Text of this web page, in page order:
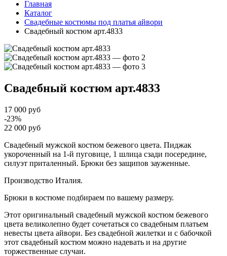
Главная
Каталог
Свадебные костюмы под платья айвори
Свадебный костюм арт.4833
Свадебный костюм арт.4833
17 000 руб
-23%
22 000 руб
Свадебный мужской костюм бежевого цвета. Пиджак
укороченный на 1-й пуговице, 1 шлица сзади посередине,
силуэт приталенный. Брюки без защипов зауженные.
Производство Италия.
Брюки в костюме подбираем по вашему размеру.
Этот оригинальный свадебный мужской костюм бежевого
цвета великолепно будет сочетаться со свадебным платьем
невесты цвета айвори. Без свадебной жилетки и с бабочкой
этот свадебный костюм можно надевать и на другие
торжественные случаи.